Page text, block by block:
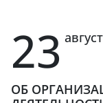
23
ОБ